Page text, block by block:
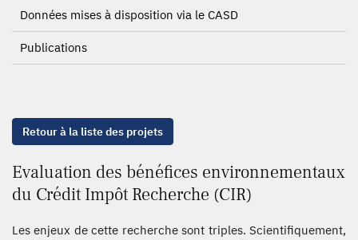
Données mises à disposition via le CASD
Publications
Retour à la liste des projets
Evaluation des bénéfices environnementaux
du Crédit Impôt Recherche (CIR)
Les enjeux de cette recherche sont triples. Scientifiquement,